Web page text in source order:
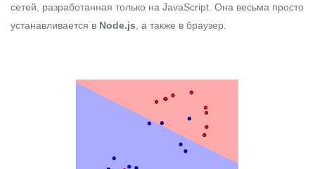
сетей, разработанная только на JavaScript. Она весьма просто
устанавливается в Node.js , а также в браузер.